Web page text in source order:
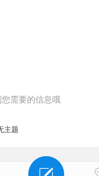
需要的信息哦
主题